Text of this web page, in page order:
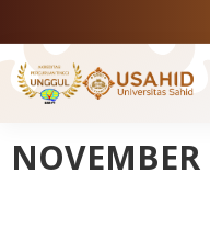
to
content
Tentang USAHID